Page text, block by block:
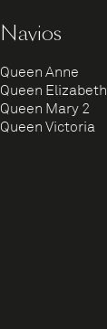
Navios
Queen Anne
Queen Elizabeth
Queen Mary 2
Queen Victoria